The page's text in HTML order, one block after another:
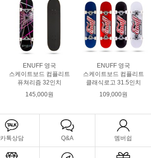
ENUFF 영국
스케이트보드 컴플리트
퓨쳐리즘 32인치
145,000원
ENUFF 영국
스케이트보드 컴플리트
클래식로고 31.5인치
109,000원
카톡상담 Q&A 멤버쉽